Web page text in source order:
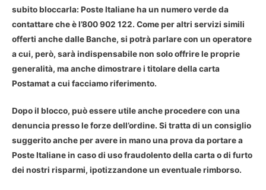
subito bloccarla: Poste Italiane ha un numero verde da
contattareche èl’800 902 122. Come per altri servizi simili
offerti anche dalle Banche, si potrà parlare con un operatore
a cui, però, sarà indispensabile non solo offrire le proprie
generalità, ma anche dimostrare i titolare della carta
Postamat a cui facciamo riferimento.
Dopo il blocco, può essere utile anche procedere con una
denuncia presso le forze dell’ordine. Si tratta di un consiglio
suggerito anche per avere in mano una prova da portare a
Poste Italiane in caso di uso fraudolento della carta o di furto
dei nostri risparmi, ipotizzandone un eventuale rimborso.